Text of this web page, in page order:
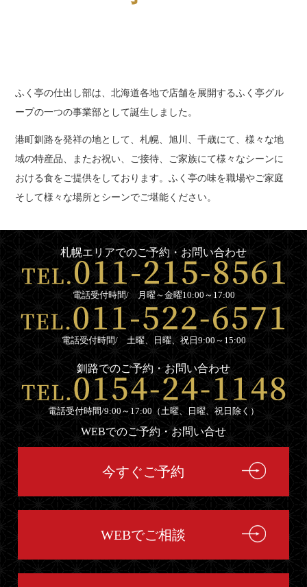
す
め
人
気
弁
当
お
様
の
声
お
ら
せ
サ
ふく亭の仕出し部は、北海道各地で店舗を展開するふく亭グル
ープの一つの事業部として誕生しました。
港町釧路を発祥の地として、札幌、旭川、千歳にて、様々な地
域の特産品、またお祝い、ご接待、ご家族にて様々なシーンに
おける食をご提供をしております。ふく亭の味を職場やご家庭
そして様々な場所とシーンでご堪能ください。
札幌エリアでのご予約・お問い合わせ
電話受付時間/ 月曜～金曜10:00～17:00
電話受付時間/ 土曜、日曜、祝日9:00～15:00
釧路でのご予約・お問い合わせ
電話受付時間/9:00～17:00（土曜、日曜、祝日除く）
WEBでのご予約・お問い合せ
今すぐご予約
WEBでご相談